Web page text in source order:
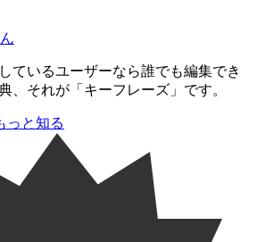
ているユーザーなら誰でも編集でき
、それが「 キーフレーズ 」です。
っと知る